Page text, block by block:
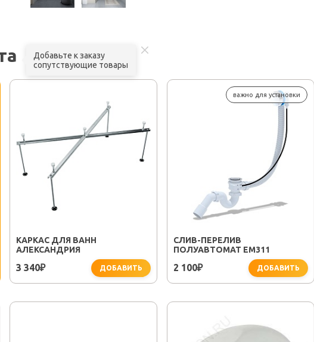
Добавьте к заказу
сопутствующие товары
КАРКАС ДЛЯ ВАНН
АЛЕКСАНДРИЯ
3 340₽ ДОБАВИТЬ
важно для установки
CЛИВ-ПЕРЕЛИВ
ПОЛУАВТОМАТ EM311
2 100₽ ДОБАВИТЬ